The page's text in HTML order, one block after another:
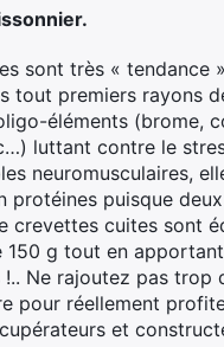
sont très « tendance
tout premiers rayons
éléments (brome,
luttant contre le
neuromusculaires,
protéines puisque
crevettes cuites sont
150 g tout en
!.. Ne rajoutez pas trop
pour réellement
et